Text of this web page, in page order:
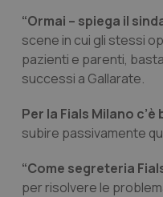
“Ormai – spiega il
scene in cui gli stessi
pazienti e parenti,
successi a Gallarate.
Per la Fials Milano c’è
subire passivamente
“Come segreteria
per risolvere le